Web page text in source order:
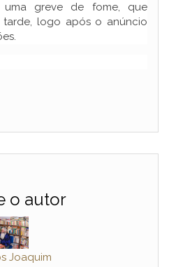
uma greve de fome, que
tarde, logo após o anúncio
o autor
Joaquim